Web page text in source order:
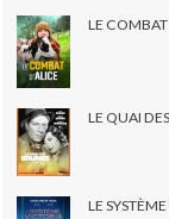
LE
LE QUAI
LE